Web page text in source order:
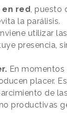
red, puesto
la parálisis.
utilizar
presencia,
En
placer.
de
productivas